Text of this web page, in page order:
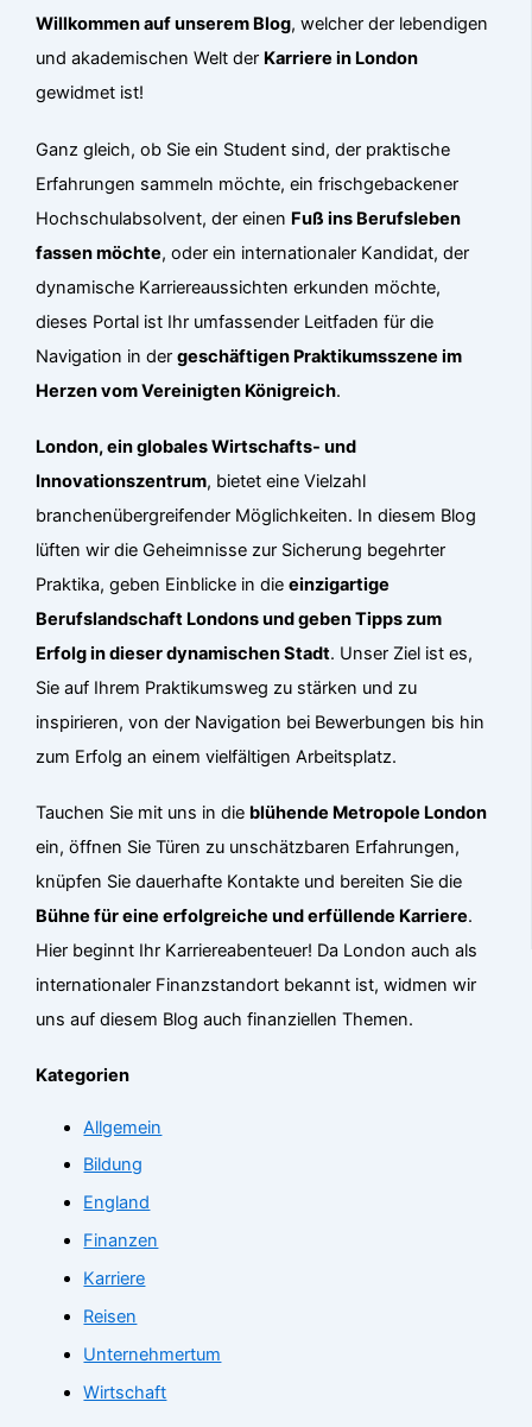
Willkommen auf unserem Blog, welcher der lebendigen
und akademischen Welt der Karriere in London
gewidmet ist!
Ganz gleich, ob Sie ein Student sind, der praktische
Erfahrungen sammeln möchte, ein frischgebackener
Hochschulabsolvent, der einen Fuß ins Berufsleben
fassen möchte, oder ein internationaler Kandidat, der
dynamische Karriereaussichten erkunden möchte,
dieses Portal ist Ihr umfassender Leitfaden für die
Navigation in dergeschäftigen Praktikumsszene im
Herzen vom Vereinigten Königreich.
London, ein globales Wirtschafts- und
Innovationszentrum, bietet eine Vielzahl
branchenübergreifender Möglichkeiten. In diesem Blog
lüften wir die Geheimnisse zur Sicherung begehrter
Praktika, geben Einblicke in dieeinzigartige
Berufslandschaft Londons und geben Tipps zum
Erfolg in dieser dynamischen Stadt. Unser Ziel ist es,
Sie auf Ihrem Praktikumsweg zu stärken und zu
inspirieren, von der Navigation bei Bewerbungen bis hin
zum Erfolg an einem vielfältigen Arbeitsplatz.
Tauchen Sie mit uns in die blühende Metropole London
ein, öffnen Sie Türen zu unschätzbaren Erfahrungen,
knüpfen Sie dauerhafte Kontakte und bereiten Sie die
Bühne für eine erfolgreiche und erfüllende Karriere.
Hier beginnt Ihr Karriereabenteuer! Da London auch als
internationaler Finanzstandort bekannt ist, widmen wir
uns auf diesem Blog auch finanziellen Themen.
Kategorien
Allgemein
Bildung
England
Finanzen
Karriere
Reisen
Unternehmertum
Wirtschaft